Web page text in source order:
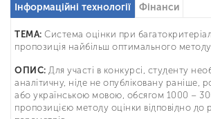
Інформаційні технології Фінанси
ТЕМА: Система оцінки при
пропозиція найбільш оптимального методу.
ОПИС: Для участі в конкурсі, студенту
аналітичну, ніде не опубліковану раніше,
або українською мовою, обсягом 1000 –
пропозицією методу оцінки відповідно до